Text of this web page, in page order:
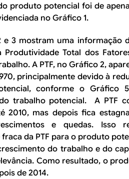
produto potencial foi de
no Gráfico 1.
e 3 mostram uma informação
Produtividade Total dos
A PTF, no Gráfico 2,
principalmente devido à
conforme o Gráfico
trabalho potencial. A PTF
2010, mas depois fica
e quedas. Isso
da PTF para o produto
do trabalho e do
Como resultado, o
de 2014.